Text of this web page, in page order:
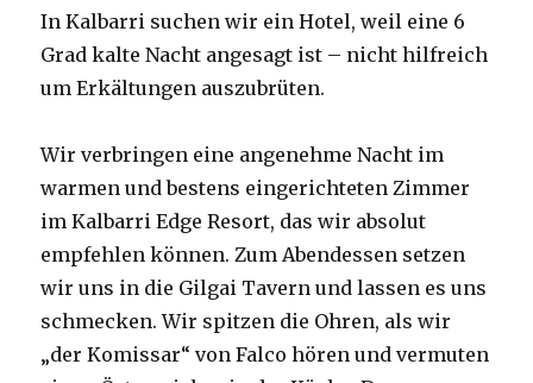
In Kalbarri suchen wir ein Hotel, weil eine 6
Grad kalte Nacht angesagt ist – nicht hilfreich
um Erkältungen auszubrüten.
Wir verbringen eine angenehme Nacht im
warmen und bestens eingerichteten Zimmer
im Kalbarri Edge Resort, das wir absolut
empfehlen können. Zum Abendessen setzen
wir uns in die Gilgai Tavern und lassen es uns
schmecken. Wir spitzen die Ohren, als wir
„der Komissar“ von Falco hören und vermuten